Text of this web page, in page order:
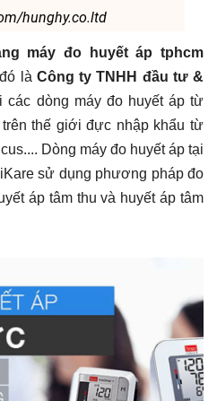
hunghy.co.ltd
máy đo huyết áp tphcm
là Công ty TNHH đầu tư &
các dòng máy đo huyết áp từ
thế giới đực nhập khẩu từ
Dòng máy đo huyết áp tại
sử dụng phương pháp đo
áp tâm thu và huyết áp tâm